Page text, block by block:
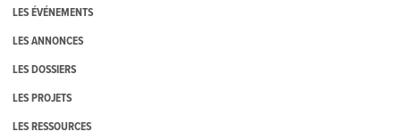
LES ÉVÉNEMENTS
LES ANNONCES
LES DOSSIERS
LES PROJETS
LES RESSOURCES